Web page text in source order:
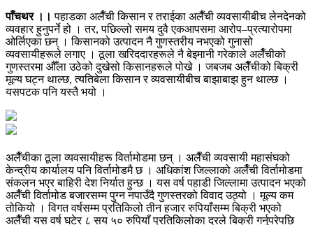
पाँचथर ।।पहाडका अलैँची किसान र तराईका अलैँची व्यवसायीबीच लेनदेनको
व्यवहार हुनुपर्ने हो । तर, पछिल्लो समय दुवै एकआपसमा आरोप–प्रत्यारोपमा
ओर्लिएका छन् । किसानको उत्पादन नै गुणस्तरीय नभएको गुनासो
व्यवसायीहरूले लगाए । ठूला खरिददारहरूले नै बेइमानी गरेकाले अलैँचीको
गुणस्तरमा औँला उठेको दुखेसो किसानहरूले पोखे । जबजब अलैँचीको बिक्री
मूल्य घट्न थाल्छ, त्यतिबेला किसान र व्यवसायीबीच बाझाबाझ हुन थाल्छ ।
यसपटक पनि यस्तै भयो ।
अलैँचीका ठूला व्यवसायीहरू विर्तामोडमा छन् । अलैँची व्यवसायी महासंघको
केन्द्रीय कार्यालय पनि विर्तामोडमै छ । अधिकांश जिल्लाको अलैँची विर्तामोडमा
संकलन भएर बाहिरी देश निर्यात हुन्छ । यस वर्ष पहाडी जिल्लामा उत्पादन भएको
अलैँची विर्तामोड बजारसम्म पुग्न नपाउँदै गुणस्तरको विवाद उठ्यो । मूल्य कम
तोकियो । विगत वर्षसम्म प्रतिकिलो तीन हजार रुपियाँसम्म बिक्री भएको
अलैँची यस वर्ष घटेर ८ सय ५० रुपियाँ प्रतिकिलोका दरले बिक्री गर्नुपरेपछि